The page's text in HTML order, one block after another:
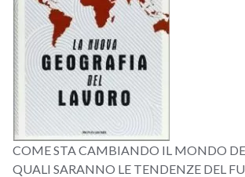
COME STA CAMBIANDO IL MONDO
QUALI SARANNO LE TENDENZE DEL